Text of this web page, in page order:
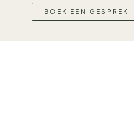
BOEK EEN GESPREK